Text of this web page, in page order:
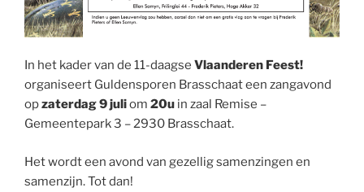
In het kader van de 11-daagse Vlaanderen Feest!
organiseert Guldensporen Brasschaat een zangavond
opzaterdag 9 juliom 20u in zaal Remise –
Gemeentepark 3 – 2930 Brasschaat.
Het wordt een avond van gezellig samenzingen en
samenzijn. Tot dan!